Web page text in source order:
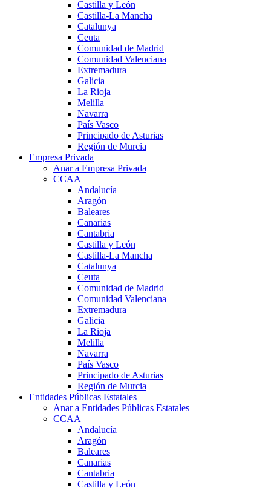
Castilla y León
Castilla-La Mancha
Catalunya
Ceuta
Comunidad de Madrid
Comunidad Valenciana
Extremadura
Galicia
La Rioja
Melilla
Navarra
País Vasco
Principado de Asturias
Región de Murcia
Empresa Privada
Anar a Empresa Privada
CCAA
Andalucía
Aragón
Baleares
Canarias
Cantabria
Castilla y León
Castilla-La Mancha
Catalunya
Ceuta
Comunidad de Madrid
Comunidad Valenciana
Extremadura
Galicia
La Rioja
Melilla
Navarra
País Vasco
Principado de Asturias
Región de Murcia
Entidades Públicas Estatales
Anar a Entidades Públicas Estatales
CCAA
Andalucía
Aragón
Baleares
Canarias
Cantabria
Castilla y León